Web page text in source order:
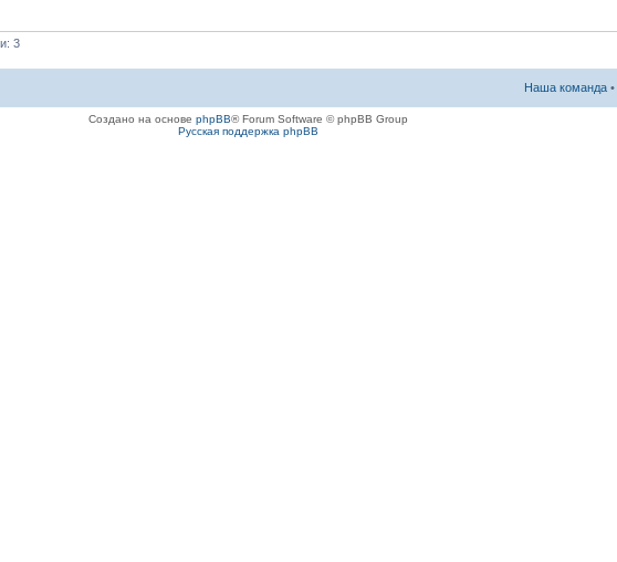
3
Наша команда •
Создано на основе phpBB® Forum Software © phpBB Group
Русская поддержка phpBB